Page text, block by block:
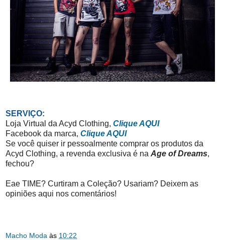
SERVIÇO:
Loja Virtual da Acyd Clothing, Clique AQUI
Facebook da marca, Clique AQUI
Se você quiser ir pessoalmente comprar os produtos da
Acyd Clothing, a revenda exclusiva é na Age of Dreams,
fechou?
Eae TIME? Curtiram a Coleção? Usariam? Deixem as
opiniões aqui nos comentários!
Macho Moda às 10:22